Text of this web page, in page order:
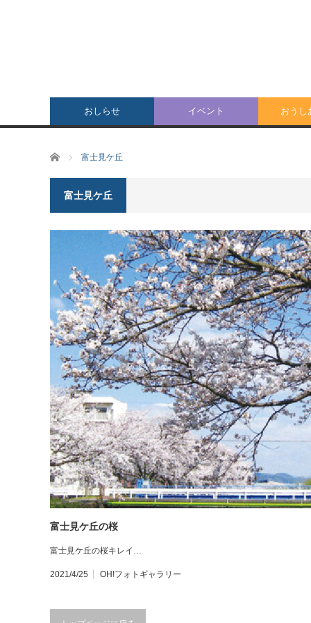
おしらせ イベント おうし
ホーム 富士見ケ丘
富士見ケ丘
富士見ケ丘の桜
富士見ケ丘の桜キレイ…
2021/4/25 OH!フォトギャラリー